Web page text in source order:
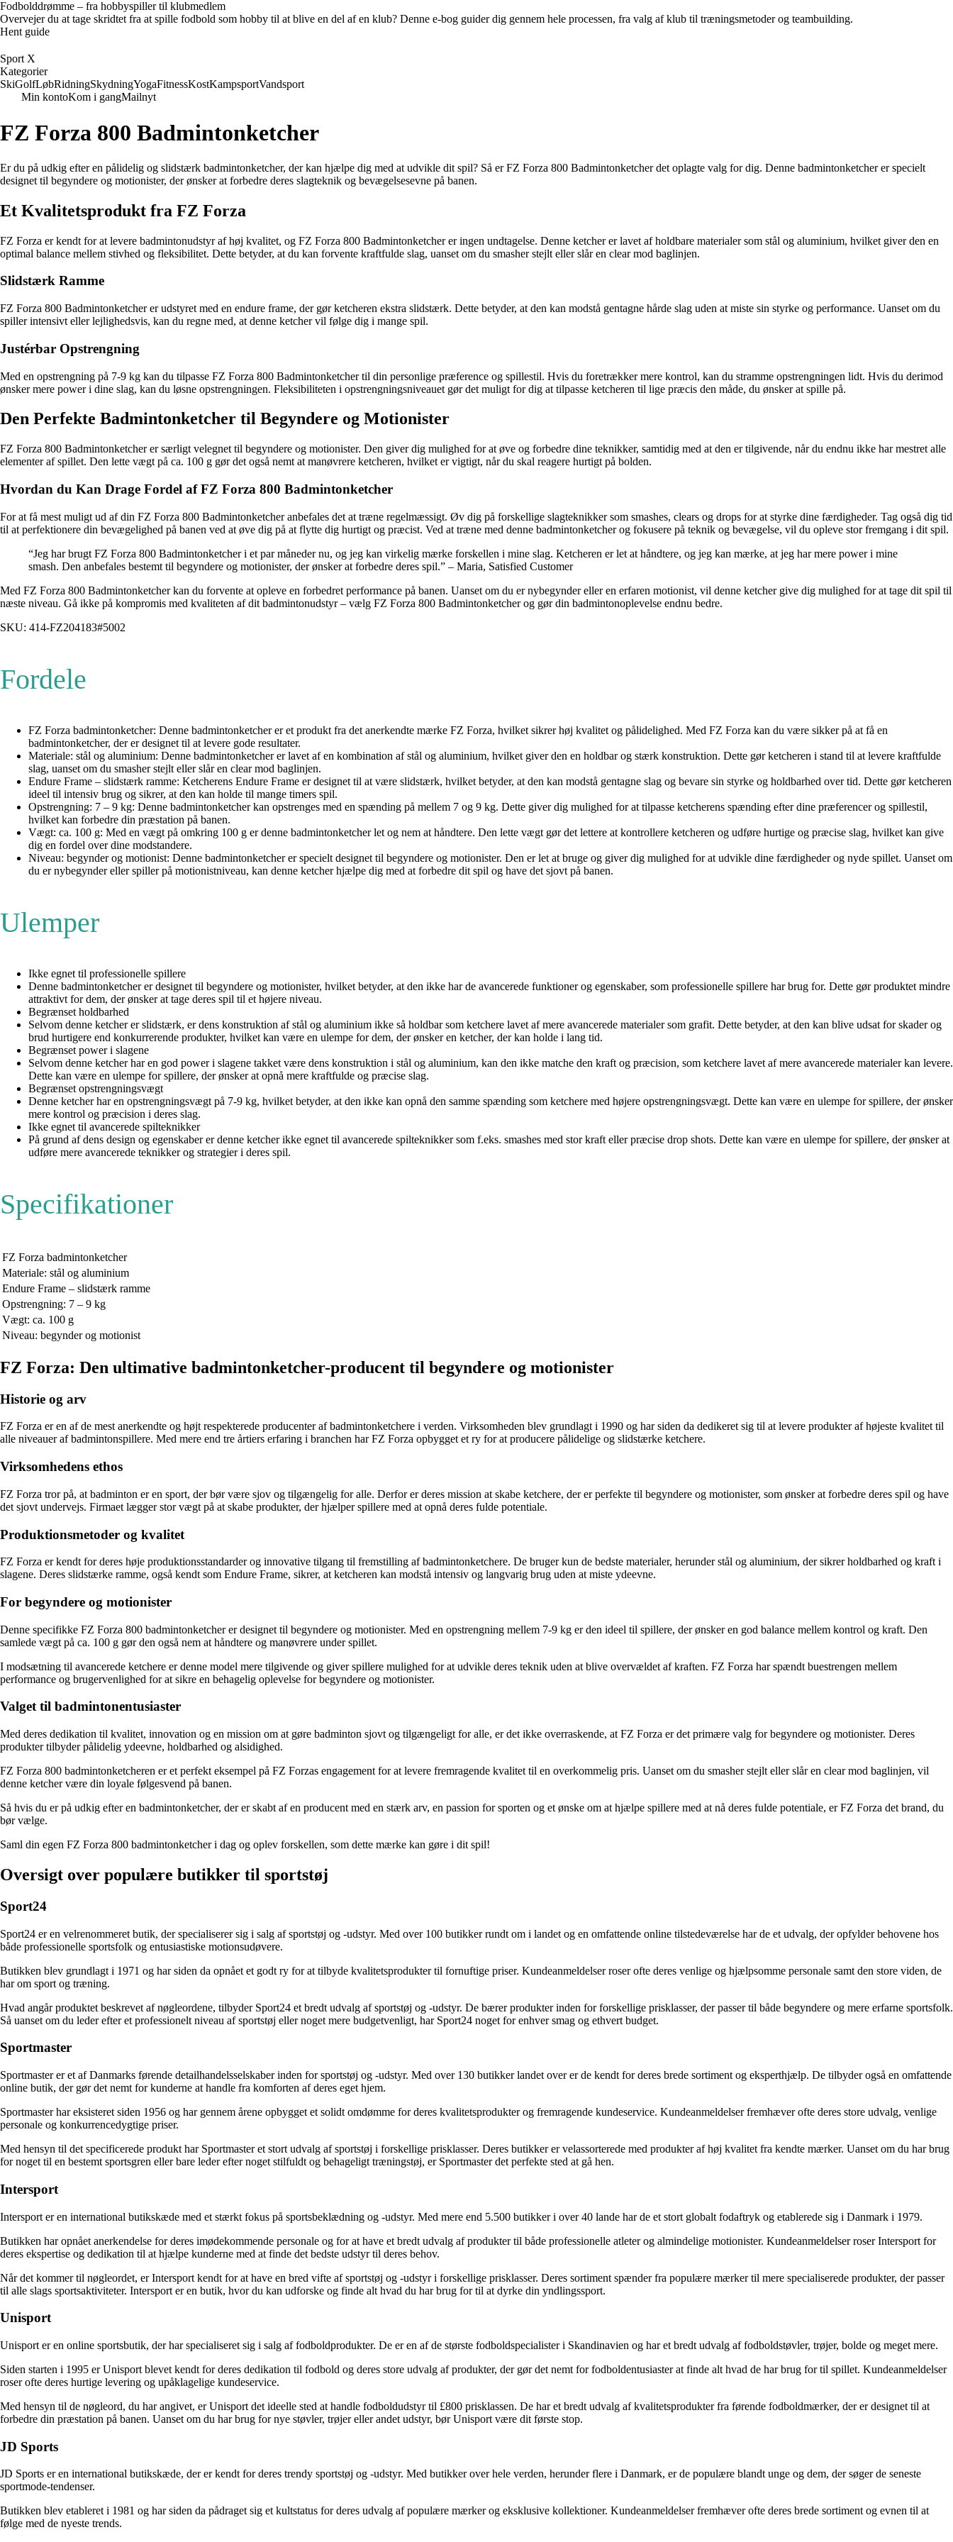
Fodbolddrømme – fra hobbyspiller til klubmedlem
Overvejer du at tage skridtet fra at spille fodbold som hobby til at blive en del af en klub? Denne e-bog guider dig gennem hele processen, fra valg af klub til træningsmetoder og teambuilding.
Hent guide
Sport X
Kategorier
SkiGolfLøbRidningSkydningYogaFitnessKostKampsportVandsport
Min kontoKom i gangMailnyt
FZ Forza 800 Badmintonketcher
Er du på udkig efter en pålidelig og slidstærk badmintonketcher, der kan hjælpe dig med at udvikle dit spil? Så er FZ Forza 800 Badmintonketcher det oplagte valg for dig. Denne badmintonketcher er specielt
designet til begyndere og motionister, der ønsker at forbedre deres slagteknik og bevægelsesevne på banen.
Et Kvalitetsprodukt fra FZ Forza
FZ Forza er kendt for at levere badmintonudstyr af høj kvalitet, og FZ Forza 800 Badmintonketcher er ingen undtagelse. Denne ketcher er lavet af holdbare materialer som stål og aluminium, hvilket giver den en
optimal balance mellem stivhed og fleksibilitet. Dette betyder, at du kan forvente kraftfulde slag, uanset om du smasher stejlt eller slår en clear mod baglinjen.
Slidstærk Ramme
FZ Forza 800 Badmintonketcher er udstyret med en endure frame, der gør ketcheren ekstra slidstærk. Dette betyder, at den kan modstå gentagne hårde slag uden at miste sin styrke og performance. Uanset om du
spiller intensivt eller lejlighedsvis, kan du regne med, at denne ketcher vil følge dig i mange spil.
Justérbar Opstrengning
Med en opstrengning på 7-9 kg kan du tilpasse FZ Forza 800 Badmintonketcher til din personlige præference og spillestil. Hvis du foretrækker mere kontrol, kan du stramme opstrengningen lidt. Hvis du derimod
ønsker mere power i dine slag, kan du løsne opstrengningen. Fleksibiliteten i opstrengningsniveauet gør det muligt for dig at tilpasse ketcheren til lige præcis den måde, du ønsker at spille på.
Den Perfekte Badmintonketcher til Begyndere og Motionister
FZ Forza 800 Badmintonketcher er særligt velegnet til begyndere og motionister. Den giver dig mulighed for at øve og forbedre dine teknikker, samtidig med at den er tilgivende, når du endnu ikke har mestret alle
elementer af spillet. Den lette vægt på ca. 100 g gør det også nemt at manøvrere ketcheren, hvilket er vigtigt, når du skal reagere hurtigt på bolden.
Hvordan du Kan Drage Fordel af FZ Forza 800 Badmintonketcher
For at få mest muligt ud af din FZ Forza 800 Badmintonketcher anbefales det at træne regelmæssigt. Øv dig på forskellige slagteknikker som smashes, clears og drops for at styrke dine færdigheder. Tag også dig tid
til at perfektionere din bevægelighed på banen ved at øve dig på at flytte dig hurtigt og præcist. Ved at træne med denne badmintonketcher og fokusere på teknik og bevægelse, vil du opleve stor fremgang i dit spil.
“Jeg har brugt FZ Forza 800 Badmintonketcher i et par måneder nu, og jeg kan virkelig mærke forskellen i mine slag. Ketcheren er let at håndtere, og jeg kan mærke, at jeg har mere power i mine
smash. Den anbefales bestemt til begyndere og motionister, der ønsker at forbedre deres spil.” – Maria, Satisfied Customer
Med FZ Forza 800 Badmintonketcher kan du forvente at opleve en forbedret performance på banen. Uanset om du er nybegynder eller en erfaren motionist, vil denne ketcher give dig mulighed for at tage dit spil til
næste niveau. Gå ikke på kompromis med kvaliteten af dit badmintonudstyr – vælg FZ Forza 800 Badmintonketcher og gør din badmintonoplevelse endnu bedre.
SKU: 414-FZ204183#5002
Fordele
FZ Forza badmintonketcher: Denne badmintonketcher er et produkt fra det anerkendte mærke FZ Forza, hvilket sikrer høj kvalitet og pålidelighed. Med FZ Forza kan du være sikker på at få en
badmintonketcher, der er designet til at levere gode resultater.
Materiale: stål og aluminium: Denne badmintonketcher er lavet af en kombination af stål og aluminium, hvilket giver den en holdbar og stærk konstruktion. Dette gør ketcheren i stand til at levere kraftfulde
slag, uanset om du smasher stejlt eller slår en clear mod baglinjen.
Endure Frame – slidstærk ramme: Ketcherens Endure Frame er designet til at være slidstærk, hvilket betyder, at den kan modstå gentagne slag og bevare sin styrke og holdbarhed over tid. Dette gør ketcheren
ideel til intensiv brug og sikrer, at den kan holde til mange timers spil.
Opstrengning: 7 – 9 kg: Denne badmintonketcher kan opstrenges med en spænding på mellem 7 og 9 kg. Dette giver dig mulighed for at tilpasse ketcherens spænding efter dine præferencer og spillestil,
hvilket kan forbedre din præstation på banen.
Vægt: ca. 100 g: Med en vægt på omkring 100 g er denne badmintonketcher let og nem at håndtere. Den lette vægt gør det lettere at kontrollere ketcheren og udføre hurtige og præcise slag, hvilket kan give
dig en fordel over dine modstandere.
Niveau: begynder og motionist: Denne badmintonketcher er specielt designet til begyndere og motionister. Den er let at bruge og giver dig mulighed for at udvikle dine færdigheder og nyde spillet. Uanset om
du er nybegynder eller spiller på motionistniveau, kan denne ketcher hjælpe dig med at forbedre dit spil og have det sjovt på banen.
Ulemper
Ikke egnet til professionelle spillere
Denne badmintonketcher er designet til begyndere og motionister, hvilket betyder, at den ikke har de avancerede funktioner og egenskaber, som professionelle spillere har brug for. Dette gør produktet mindre
attraktivt for dem, der ønsker at tage deres spil til et højere niveau.
Begrænset holdbarhed
Selvom denne ketcher er slidstærk, er dens konstruktion af stål og aluminium ikke så holdbar som ketchere lavet af mere avancerede materialer som grafit. Dette betyder, at den kan blive udsat for skader og
brud hurtigere end konkurrerende produkter, hvilket kan være en ulempe for dem, der ønsker en ketcher, der kan holde i lang tid.
Begrænset power i slagene
Selvom denne ketcher har en god power i slagene takket være dens konstruktion i stål og aluminium, kan den ikke matche den kraft og præcision, som ketchere lavet af mere avancerede materialer kan levere.
Dette kan være en ulempe for spillere, der ønsker at opnå mere kraftfulde og præcise slag.
Begrænset opstrengningsvægt
Denne ketcher har en opstrengningsvægt på 7-9 kg, hvilket betyder, at den ikke kan opnå den samme spænding som ketchere med højere opstrengningsvægt. Dette kan være en ulempe for spillere, der ønsker
mere kontrol og præcision i deres slag.
Ikke egnet til avancerede spilteknikker
På grund af dens design og egenskaber er denne ketcher ikke egnet til avancerede spilteknikker som f.eks. smashes med stor kraft eller præcise drop shots. Dette kan være en ulempe for spillere, der ønsker at
udføre mere avancerede teknikker og strategier i deres spil.
Specifikationer
FZ Forza badmintonketcher
Materiale: stål og aluminium
Endure Frame – slidstærk ramme
Opstrengning: 7 – 9 kg
Vægt: ca. 100 g
Niveau: begynder og motionist
FZ Forza: Den ultimative badmintonketcher-producent til begyndere og motionister
Historie og arv
FZ Forza er en af de mest anerkendte og højt respekterede producenter af badmintonketchere i verden. Virksomheden blev grundlagt i 1990 og har siden da dedikeret sig til at levere produkter af højeste kvalitet til
alle niveauer af badmintonspillere. Med mere end tre årtiers erfaring i branchen har FZ Forza opbygget et ry for at producere pålidelige og slidstærke ketchere.
Virksomhedens ethos
FZ Forza tror på, at badminton er en sport, der bør være sjov og tilgængelig for alle. Derfor er deres mission at skabe ketchere, der er perfekte til begyndere og motionister, som ønsker at forbedre deres spil og have
det sjovt undervejs. Firmaet lægger stor vægt på at skabe produkter, der hjælper spillere med at opnå deres fulde potentiale.
Produktionsmetoder og kvalitet
FZ Forza er kendt for deres høje produktionsstandarder og innovative tilgang til fremstilling af badmintonketchere. De bruger kun de bedste materialer, herunder stål og aluminium, der sikrer holdbarhed og kraft i
slagene. Deres slidstærke ramme, også kendt som Endure Frame, sikrer, at ketcheren kan modstå intensiv og langvarig brug uden at miste ydeevne.
For begyndere og motionister
Denne specifikke FZ Forza 800 badmintonketcher er designet til begyndere og motionister. Med en opstrengning mellem 7-9 kg er den ideel til spillere, der ønsker en god balance mellem kontrol og kraft. Den
samlede vægt på ca. 100 g gør den også nem at håndtere og manøvrere under spillet.
I modsætning til avancerede ketchere er denne model mere tilgivende og giver spillere mulighed for at udvikle deres teknik uden at blive overvældet af kraften. FZ Forza har spændt buestrengen mellem
performance og brugervenlighed for at sikre en behagelig oplevelse for begyndere og motionister.
Valget til badmintonentusiaster
Med deres dedikation til kvalitet, innovation og en mission om at gøre badminton sjovt og tilgængeligt for alle, er det ikke overraskende, at FZ Forza er det primære valg for begyndere og motionister. Deres
produkter tilbyder pålidelig ydeevne, holdbarhed og alsidighed.
FZ Forza 800 badmintonketcheren er et perfekt eksempel på FZ Forzas engagement for at levere fremragende kvalitet til en overkommelig pris. Uanset om du smasher stejlt eller slår en clear mod baglinjen, vil
denne ketcher være din loyale følgesvend på banen.
Så hvis du er på udkig efter en badmintonketcher, der er skabt af en producent med en stærk arv, en passion for sporten og et ønske om at hjælpe spillere med at nå deres fulde potentiale, er FZ Forza det brand, du
bør vælge.
Saml din egen FZ Forza 800 badmintonketcher i dag og oplev forskellen, som dette mærke kan gøre i dit spil!
Oversigt over populære butikker til sportstøj
Sport24
Sport24 er en velrenommeret butik, der specialiserer sig i salg af sportstøj og -udstyr. Med over 100 butikker rundt om i landet og en omfattende online tilstedeværelse har de et udvalg, der opfylder behovene hos
både professionelle sportsfolk og entusiastiske motionsudøvere.
Butikken blev grundlagt i 1971 og har siden da opnået et godt ry for at tilbyde kvalitetsprodukter til fornuftige priser. Kundeanmeldelser roser ofte deres venlige og hjælpsomme personale samt den store viden, de
har om sport og træning.
Hvad angår produktet beskrevet af nøgleordene, tilbyder Sport24 et bredt udvalg af sportstøj og -udstyr. De bærer produkter inden for forskellige prisklasser, der passer til både begyndere og mere erfarne sportsfolk.
Så uanset om du leder efter et professionelt niveau af sportstøj eller noget mere budgetvenligt, har Sport24 noget for enhver smag og ethvert budget.
Sportmaster
Sportmaster er et af Danmarks førende detailhandelsselskaber inden for sportstøj og -udstyr. Med over 130 butikker landet over er de kendt for deres brede sortiment og eksperthjælp. De tilbyder også en omfattende
online butik, der gør det nemt for kunderne at handle fra komforten af deres eget hjem.
Sportmaster har eksisteret siden 1956 og har gennem årene opbygget et solidt omdømme for deres kvalitetsprodukter og fremragende kundeservice. Kundeanmeldelser fremhæver ofte deres store udvalg, venlige
personale og konkurrencedygtige priser.
Med hensyn til det specificerede produkt har Sportmaster et stort udvalg af sportstøj i forskellige prisklasser. Deres butikker er velassorterede med produkter af høj kvalitet fra kendte mærker. Uanset om du har brug
for noget til en bestemt sportsgren eller bare leder efter noget stilfuldt og behageligt træningstøj, er Sportmaster det perfekte sted at gå hen.
Intersport
Intersport er en international butikskæde med et stærkt fokus på sportsbeklædning og -udstyr. Med mere end 5.500 butikker i over 40 lande har de et stort globalt fodaftryk og etablerede sig i Danmark i 1979.
Butikken har opnået anerkendelse for deres imødekommende personale og for at have et bredt udvalg af produkter til både professionelle atleter og almindelige motionister. Kundeanmeldelser roser Intersport for
deres ekspertise og dedikation til at hjælpe kunderne med at finde det bedste udstyr til deres behov.
Når det kommer til nøgleordet, er Intersport kendt for at have en bred vifte af sportstøj og -udstyr i forskellige prisklasser. Deres sortiment spænder fra populære mærker til mere specialiserede produkter, der passer
til alle slags sportsaktiviteter. Intersport er en butik, hvor du kan udforske og finde alt hvad du har brug for til at dyrke din yndlingssport.
Unisport
Unisport er en online sportsbutik, der har specialiseret sig i salg af fodboldprodukter. De er en af de største fodboldspecialister i Skandinavien og har et bredt udvalg af fodboldstøvler, trøjer, bolde og meget mere.
Siden starten i 1995 er Unisport blevet kendt for deres dedikation til fodbold og deres store udvalg af produkter, der gør det nemt for fodboldentusiaster at finde alt hvad de har brug for til spillet. Kundeanmeldelser
roser ofte deres hurtige levering og upåklagelige kundeservice.
Med hensyn til de nøgleord, du har angivet, er Unisport det ideelle sted at handle fodboldudstyr til £800 prisklassen. De har et bredt udvalg af kvalitetsprodukter fra førende fodboldmærker, der er designet til at
forbedre din præstation på banen. Uanset om du har brug for nye støvler, trøjer eller andet udstyr, bør Unisport være dit første stop.
JD Sports
JD Sports er en international butikskæde, der er kendt for deres trendy sportstøj og -udstyr. Med butikker over hele verden, herunder flere i Danmark, er de populære blandt unge og dem, der søger de seneste
sportmode-tendenser.
Butikken blev etableret i 1981 og har siden da pådraget sig et kultstatus for deres udvalg af populære mærker og eksklusive kollektioner. Kundeanmeldelser fremhæver ofte deres brede sortiment og evnen til at
følge med de nyeste trends.